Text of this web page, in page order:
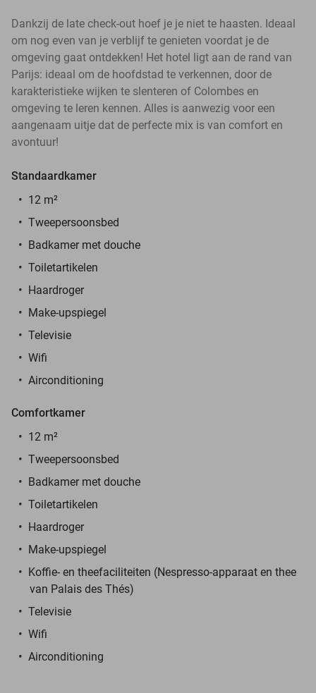
Dankzij de late check-out hoef je je niet te haasten. Ideaal
om nog even van je verblijf te genieten voordat je de
omgeving gaat ontdekken! Het hotel ligt aan de rand van
Parijs: ideaal om de hoofdstad te verkennen, door de
karakteristieke wijken te slenteren of Colombes en
omgeving te leren kennen. Alles is aanwezig voor een
aangenaam uitje dat de perfecte mix is van comfort en
avontuur!
Standaardkamer
12 m²
Tweepersoonsbed
Badkamer met douche
Toiletartikelen
Haardroger
Make-upspiegel
Televisie
Wifi
Airconditioning
Comfortkamer
12 m²
Tweepersoonsbed
Badkamer met douche
Toiletartikelen
Haardroger
Make-upspiegel
Koffie- en theefaciliteiten (Nespresso-apparaat en thee
van Palais des Thés)
Televisie
Wifi
Airconditioning